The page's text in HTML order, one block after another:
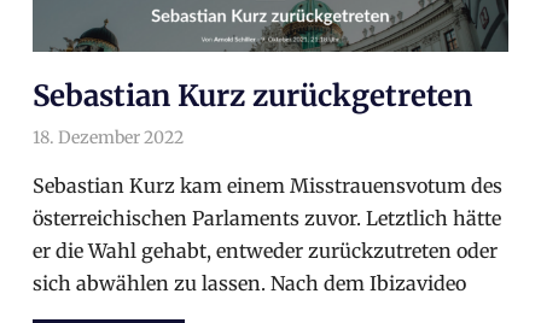
Sebastian Kurz zurückgetreten
18. Dezember 2022
Sebastian Kurz kam einem Misstrauensvotum des
österreichischen Parlaments zuvor. Letztlich hätte
er die Wahl gehabt, entweder zurückzutreten oder
sich abwählen zu lassen. Nach dem Ibizavideo